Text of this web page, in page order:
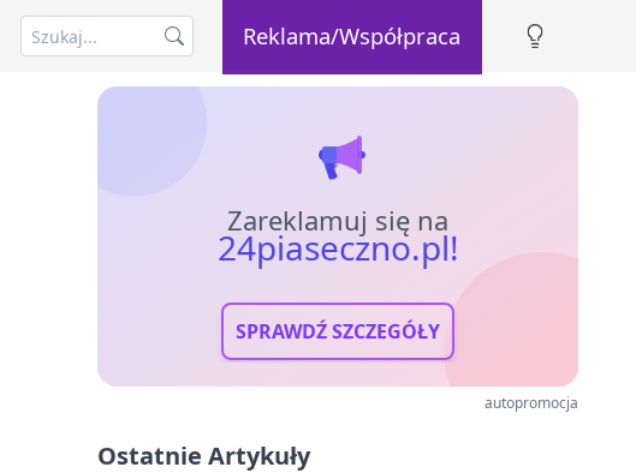
Reklama/Współpraca
Zareklamuj się na
24piaseczno.pl!
SPRAWDŹ SZCZEGÓŁY
autopromocja
Ostatnie Artykuły